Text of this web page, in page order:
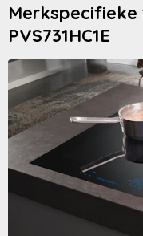
Merkspecifieke
PVS731HC1E